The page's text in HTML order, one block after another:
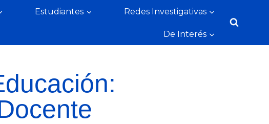
Estudiantes Redes Investigativas
De Interés